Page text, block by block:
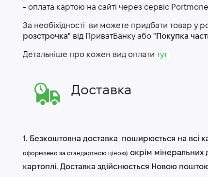
- оплата картою на сайті через сервіс Portmone
За необіхідності ви можете придбати товар у
розстрочка" від ПриватБанку або "Покупка
Детальніше про кожен вид оплати тут
Доставка
1. Безкоштовна доставка поширюється на всі
оформлено за стандартною ціною) окрім мінеральних
картоплі. Доставка здійснюється Новою